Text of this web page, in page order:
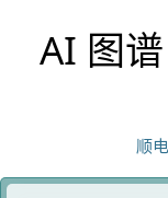
AI 图谱
顺